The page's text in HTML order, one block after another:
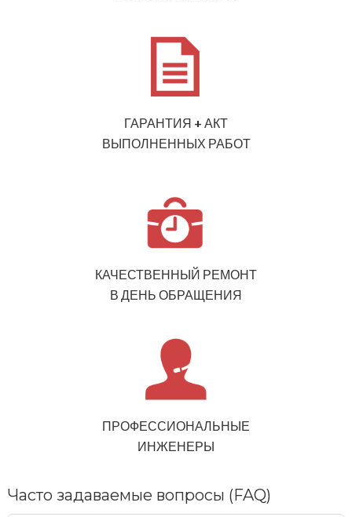
ГАРАНТИЯ + АКТ
ВЫПОЛНЕННЫХ РАБОТ
КАЧЕСТВЕННЫЙ РЕМОНТ
В ДЕНЬ ОБРАЩЕНИЯ
ПРОФЕССИОНАЛЬНЫЕ
ИНЖЕНЕРЫ
Часто задаваемые вопросы (FAQ)